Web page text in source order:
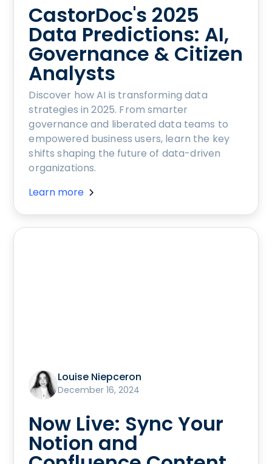
CastorDoc's 2025
Data Predictions: AI,
Governance & Citizen
Analysts
Discover how AI is transforming data
strategies in 2025. From smarter
governance and liberated data teams to
empowered business users, learn the key
shifts shaping the future of data-driven
organizations.
Learn more
Louise Niepceron
December 16, 2024
Now Live: Sync Your
Notion and